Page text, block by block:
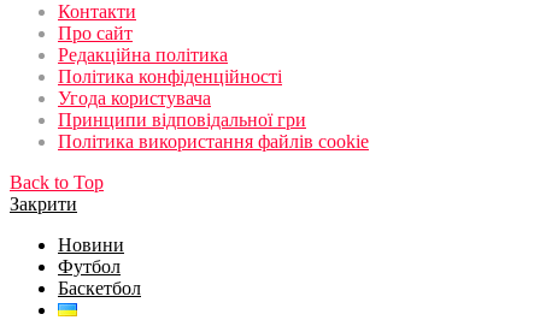
Контакти
Про сайт
Редакційна політика
Політика конфіденційності
Угода користувача
Принципи відповідальної гри
Політика використання файлів cookie
Back to Top
Закрити
Новини
Футбол
Баскетбол